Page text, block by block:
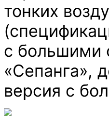
тонких
с большими
«Сепанга»,
версия с